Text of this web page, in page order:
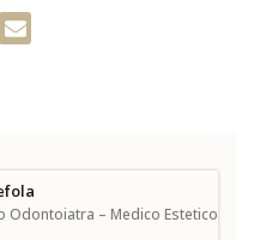
Odontoiatra – Medico Estetico